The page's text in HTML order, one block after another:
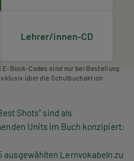
Lehrer/innen-CD
Book-Codes sind nur bei Bestellung
über die Schulbuchaktion
Shots“ sind als
Units im Buch konzipiert:
Lernvokabeln zu